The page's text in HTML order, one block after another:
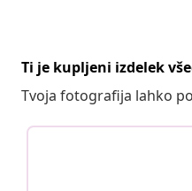
Ti je kupljeni izdelek
Tvoja fotografija lahko